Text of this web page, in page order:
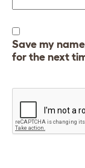
Save my
for the next